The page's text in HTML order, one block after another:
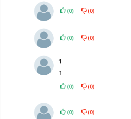
(0) (0)
(0) (0)
1
1
(0) (0)
(0) (0)